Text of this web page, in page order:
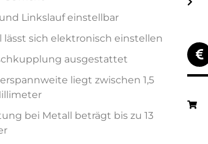
Linkslauf einstellbar
lässt sich elektronisch einstellen
ausgestattet
liegt zwischen 1,5
bei Metall beträgt bis zu 13